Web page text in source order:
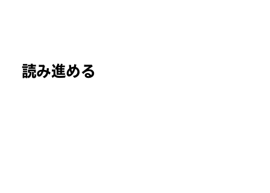
読み進める